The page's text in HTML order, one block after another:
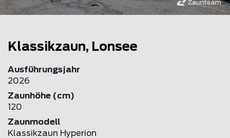
Klassikzaun, Lonsee
Ausführungsjahr
2026
Zaunhöhe (cm)
120
Zaunmodell
Klassikzaun Hyperion